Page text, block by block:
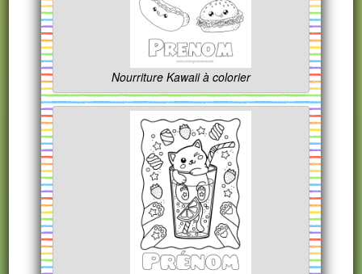
Nourriture Kawaii à colorier